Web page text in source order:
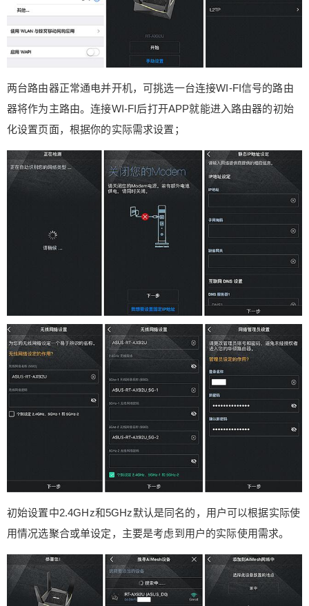
两台路由器正常通电并开机，可挑选一台连接WI-FI信号的路由
器将作为主路由。连接WI-FI后打开APP就能进入路由器的初始
化设置页面，根据你的实际需求设置；
初始设置中2.4GHz和5GHz默认是同名的，用户可以根据实际使
用情况选聚合或单设定，主要是考虑到用户的实际使用需求。
50 元 自定义
立刻支付
¥
立刻支付
忘记密码？ 找回